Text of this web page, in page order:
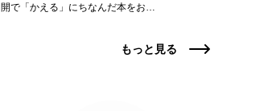
開で「かえる」にちなんだ本をお…
もっと見る